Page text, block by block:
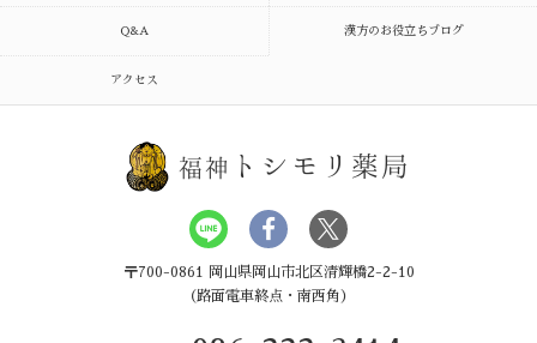
Q&A 漢方のお役立ちブログ
アクセス
福神 トシモリ薬局
〒700-0861 岡山県岡山市北区清輝橋2-2-10
（路面電車終点・南西角）